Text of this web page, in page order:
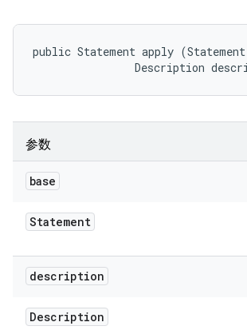
public Statement apply
Description
参数
base
Statement
description
Description